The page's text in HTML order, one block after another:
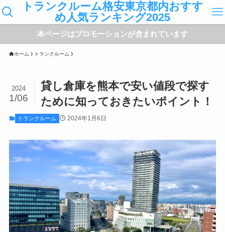
トランクルーム格安東京都内おすす
め人気ランキング2025
本ページはプロモーションが含まれています
ホーム トランクルーム
貸し倉庫を熊本で安い値段で探す
ために知っておきたいポイント！
2024
1/06
トランクルーム 2024年1月6日